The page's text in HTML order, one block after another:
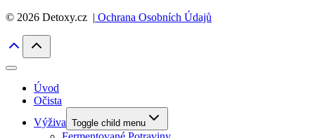
© 2026 Detoxy.cz | Ochrana Osobních Údajů
Úvod
Očista
Výživa Toggle child menu